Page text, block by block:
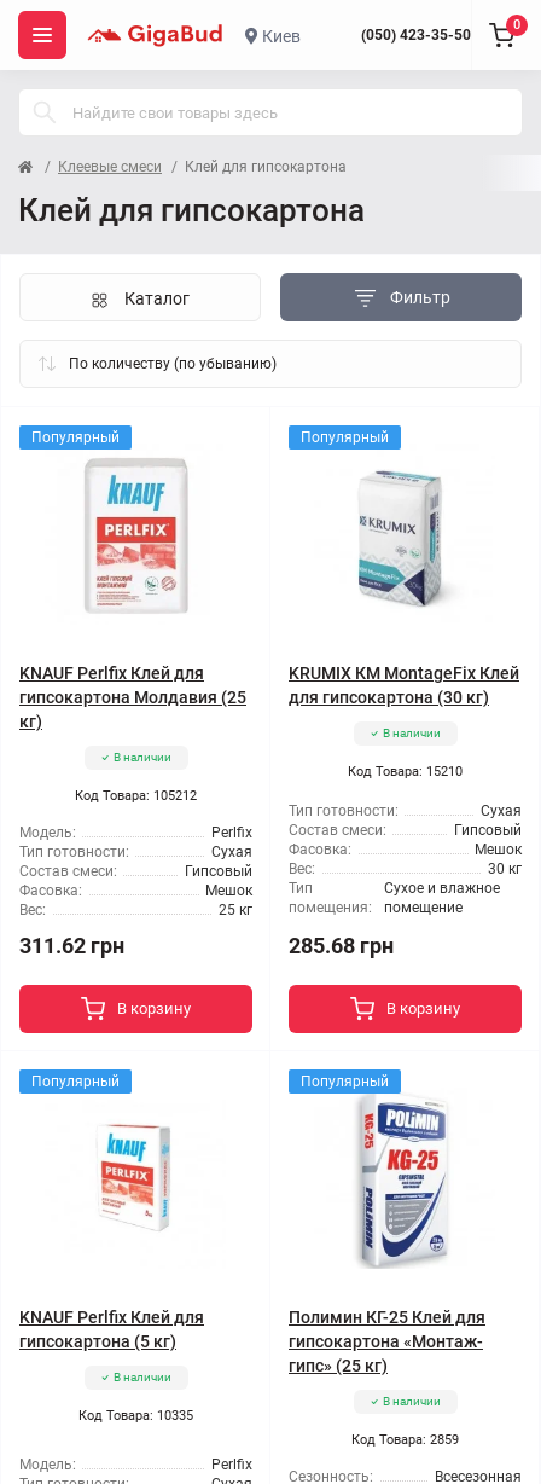
Киев (050) 423-35-50
0
Клеевые смеси Клей для гипсокартона
Клей для гипсокартона
Фильтр
Каталог
Популярный
KNAUF Perlfix Клей для
гипсокартона Молдавия (25
кг)
В наличии
Код Товара: 105212
Модель:
Perlfix
Тип готовности:
Сухая
Состав смеси:
Гипсовый
Фасовка:
Мешок
Вес:
25 кг
311.62 грн
В корзину
Популярный
KRUMIX КМ MontageFix Клей
для гипсокартона (30 кг)
В наличии
Код Товара: 15210
Тип готовности:
Сухая
Состав смеси:
Гипсовый
Фасовка:
Мешок
Вес:
30 кг
Тип
помещения:
Сухое и влажное
помещение
285.68 грн
В корзину
Популярный
KNAUF Perlfix Клей для
гипсокартона (5 кг)
В наличии
Код Товара: 10335
Модель:
Perlfix
Популярный
Полимин КГ-25 Клей для
гипсокартона «Монтаж-
гипс» (25 кг)
В наличии
Код Товара: 2859
Сезонность:
Всесезонная